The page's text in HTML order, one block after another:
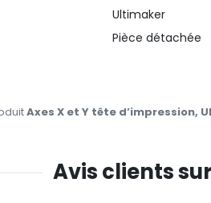
Ultimaker
Pièce détachée
Axes X et Y tête d’impression,
Avis clients